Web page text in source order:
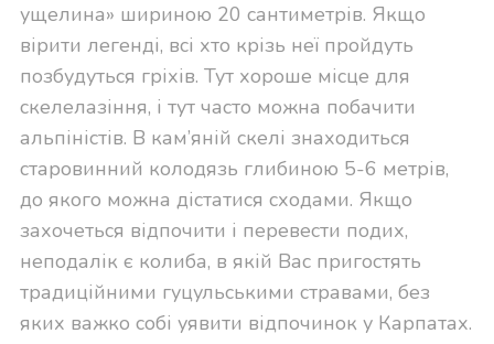
ущелина» шириною 20 сантиметрів. Якщо
вірити легенді, всі хто крізь неї пройдуть
позбудуться гріхів. Тут хороше місце для
скелелазіння, і тут часто можна побачити
альпіністів. В кам’яній скелі знаходиться
старовинний колодязь глибиною 5-6 метрів,
до якого можна дістатися сходами. Якщо
захочеться відпочити і перевести подих,
неподалік є колиба, в якій Вас пригостять
традиційними гуцульськими стравами, без
яких важко собі уявити відпочинок у Карпатах.